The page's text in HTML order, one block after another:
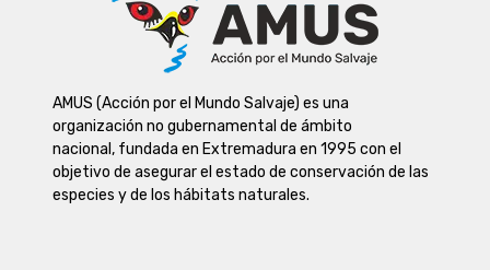
AMUS (Acción por el Mundo Salvaje) es una
organización no gubernamental de ámbito
nacional, fundada en Extremadura en 1995 con el
objetivo de asegurar el estado de conservación de las
especies y de los hábitats naturales.